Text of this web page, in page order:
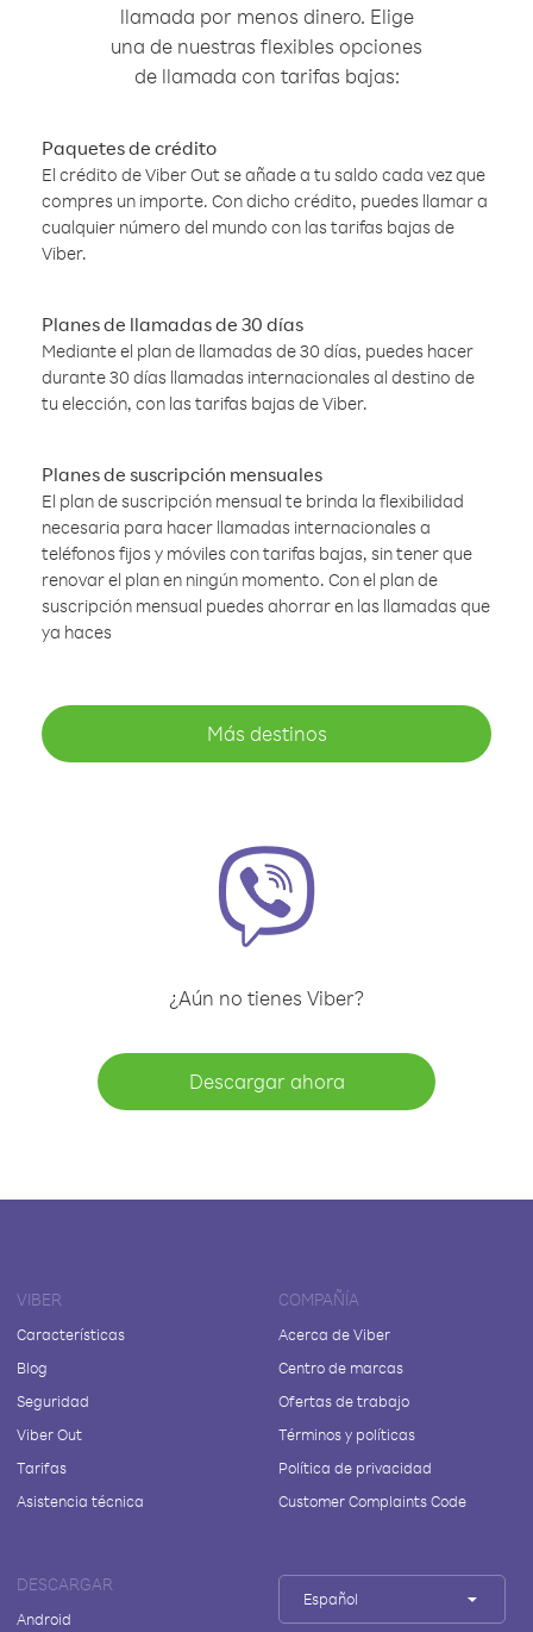
llamada por menos dinero. Elige
una de nuestras flexibles opciones
de llamada con tarifas bajas:
Paquetes de crédito
El crédito de Viber Out se añade a tu saldo cada vez que
compres un importe. Con dicho crédito, puedes llamar a
cualquier número del mundo con las tarifas bajas de
Viber.
Planes de llamadas de 30 días
Mediante el plan de llamadas de 30 días, puedes hacer
durante 30 días llamadas internacionales al destino de
tu elección, con las tarifas bajas de Viber.
Planes de suscripción mensuales
El plan de suscripción mensual te brinda la flexibilidad
necesaria para hacer llamadas internacionales a
teléfonos fijos y móviles con tarifas bajas, sin tener que
renovar el plan en ningún momento. Con el plan de
suscripción mensual puedes ahorrar en las llamadas que
ya haces
Más destinos
¿Aún no tienes Viber?
Descargar ahora
VIBER
Características
Blog
Seguridad
Viber Out
Tarifas
Asistencia técnica
COMPAÑÍA
Acerca de Viber
Centro de marcas
Ofertas de trabajo
Términos y políticas
Política de privacidad
Customer Complaints Code
DESCARGAR
Android
Español